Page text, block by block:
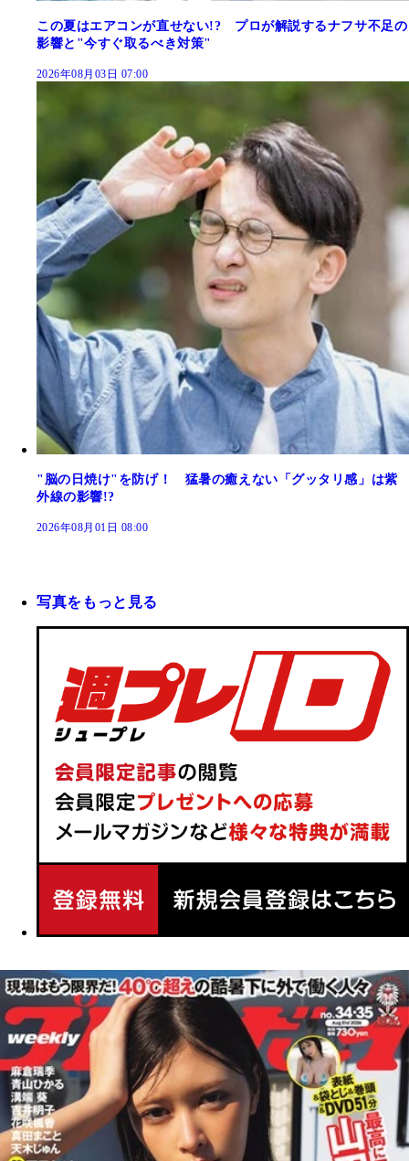
この夏はエアコンが直せない!? プロが解説するナフサ不足の
影響と"今すぐ取るべき対策"
2026年08月03日 07:00
"脳の日焼け"を防げ！ 猛暑の癒えない「グッタリ感」は紫
外線の影響!?
2026年08月01日 08:00
写真をもっと見る